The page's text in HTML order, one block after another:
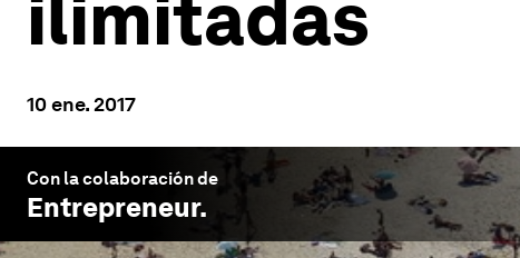
ilimitadas
10 ene. 2017
Con la colaboración de
Entrepreneur.